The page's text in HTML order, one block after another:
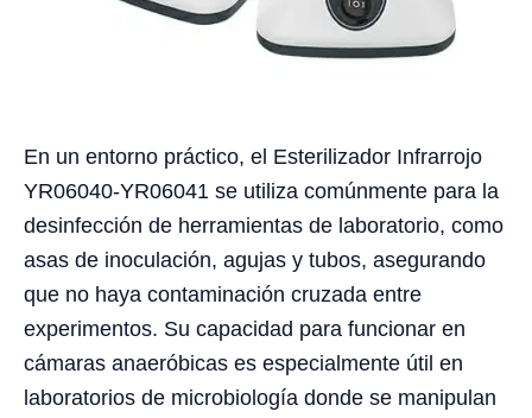
En un entorno práctico, el Esterilizador Infrarrojo
YR06040-YR06041 se utiliza comúnmente para la
desinfección de herramientas de laboratorio, como
asas de inoculación, agujas y tubos, asegurando
que no haya contaminación cruzada entre
experimentos. Su capacidad para funcionar en
cámaras anaeróbicas es especialmente útil en
laboratorios de microbiología donde se manipulan